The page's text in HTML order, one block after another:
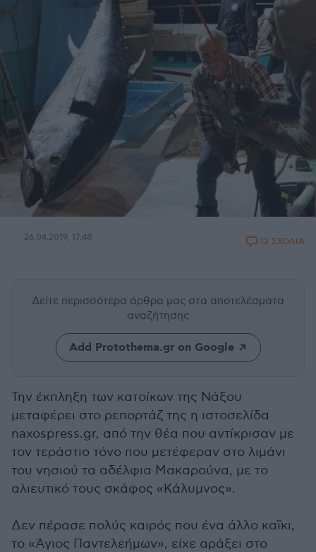
26.04.2019, 17:48 12 ΣΧΟΛΙΑ
Δείτε περισσότερα άρθρα μας στα αποτελέσματα
αναζήτησης
Add Protothema.gr on Google
Την έκπληξη των κατοίκων της Νάξου
μεταφέρει στο ρεπορτάζ της η ιστοσελίδα
naxospress.gr, από την θέα που αντίκρισαν με
τον τεράστιο τόνο που μετέφεραν στο λιμάνι
του νησιού τα αδέλφια Μακαρούνα, με το
αλιευτικό τους σκάφος «Κάλυμνος».
Δεν πέρασε πολύς καιρός που ένα άλλο καΐκι,
το «Άγιος Παντελεήμων», είχε αράξει στο